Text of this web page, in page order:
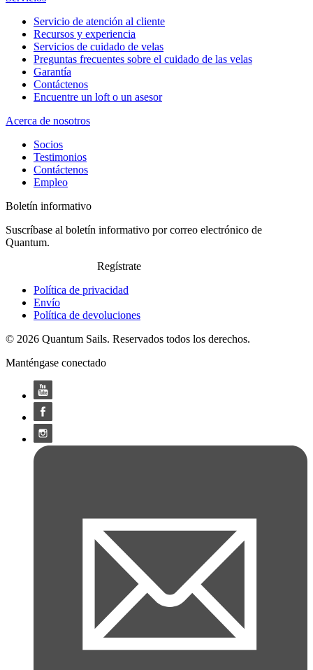
Servicio de atención al cliente
Recursos y experiencia
Servicios de cuidado de velas
Preguntas frecuentes sobre el cuidado de las velas
Garantía
Contáctenos
Encuentre un loft o un asesor
Acerca de nosotros
Socios
Testimonios
Contáctenos
Empleo
Boletín informativo
Suscríbase al boletín informativo por correo electrónico de
Quantum.
Regístrate
Política de privacidad
Envío
Política de devoluciones
© 2026 Quantum Sails. Reservados todos los derechos.
Manténgase conectado